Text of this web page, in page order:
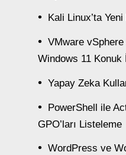
Kali Linux’ta
VMware
Windows 11
Yapay Zeka
PowerShell ile
GPO’ları Listeleme
WordPress ve